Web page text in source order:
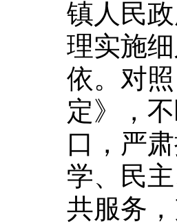
镇人民
理实施
依。对
定》，
口，严
学、民
共服务